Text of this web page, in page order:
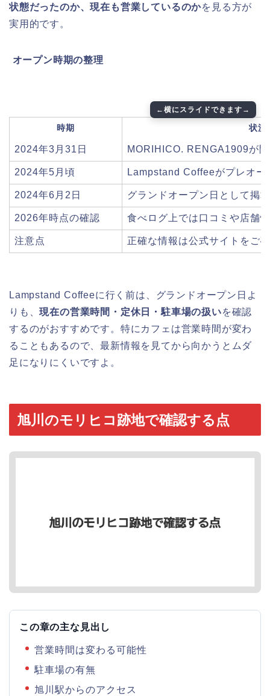
状態だったのか、現在も営業しているのかを見る方が
実用的です。
オープン時期の整理
時期 状況
2024年3月31日 MORIHICO. RENGA1909が
2024年5月頃 Lampstand Coffeeがプレオー
2024年6月2日 グランドオープン日として掲載
2026年時点の確認 食べログ上では口コミや店舗
注意点 正確な情報は公式サイトをご
Lampstand Coffeeに行く前は、グランドオープン日よ
りも、現在の営業時間・定休日・駐車場の扱いを確認
するのがおすすめです。特にカフェは営業時間が変わ
ることもあるので、最新情報を見てから向かうとムダ
足になりにくいですよ。
旭川のモリヒコ跡地で確認する点
この章の主な見出し
営業時間は変わる可能性
駐車場の有無
旭川駅からのアクセス